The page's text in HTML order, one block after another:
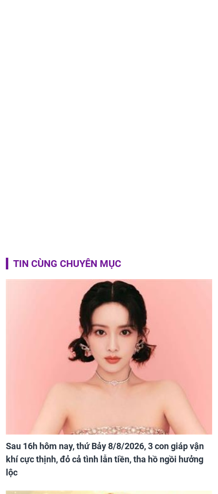
TIN CÙNG CHUYÊN MỤC
Sau 16h hôm nay, thứ Bảy 8/8/2026, 3 con giáp vận
khí cực thịnh, đỏ cả tình lẫn tiền, tha hồ ngồi hưởng
lộc